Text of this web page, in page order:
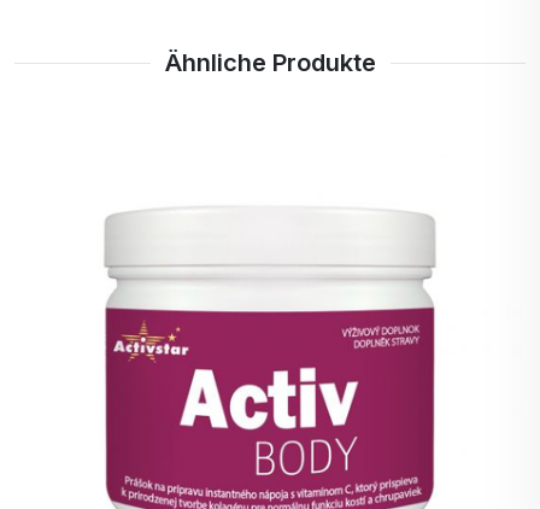
und der Hydratation der Haut. Die Einnahme
Förderung des Haar- und Nagelwachstums:
Wachstum von Haaren und Nägeln beitragen,
was für viele Menschen ein häufig
nachgefragter Vorteil ist.
Verbesserung der Verdauung: Einige Studien
legen nahe, dass Kollagen die Darmgesundheit
unterstützen und die Verdauung verbessern
Erholung der Muskeln: Kollagenpeptide
können die Erholung der Muskeln nach
Ähnliche Produkte